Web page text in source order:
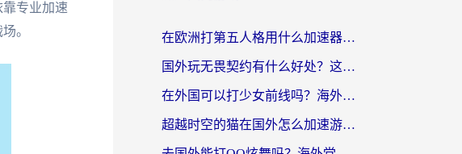
专业加速
。
在欧洲打第五人格用什么加速器好？海外党亲测有效的国服游戏加速方案
国外玩无畏契约有什么好处？这份海外国服游戏加速指南帮你解决90%的卡顿问题
在外国可以打少女前线吗？海外党国服游戏畅玩终极指南（附避坑技巧）
超越时空的猫在国外怎么加速游戏？海外玩家国服畅玩终极指南